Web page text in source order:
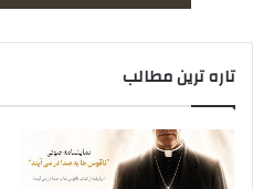
تاره ترین مطالب